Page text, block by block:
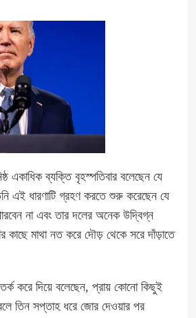
একাধিক ব্যক্তি বৃহস্পতিবার বলেছেন যে
এই ধারণাটি গ্রহণ করতে শুরু করেছেন যে
না এবং তার দলের অনেক উদ্বিগ্ন
কাছে মাথা নত করে দৌড় থেকে সরে দাঁড়াতে
করে দিয়ে বলেছেন, প্রায় কোনো কিছুই
তিন সপ্তাহ ধরে জোর দেওয়ার পর